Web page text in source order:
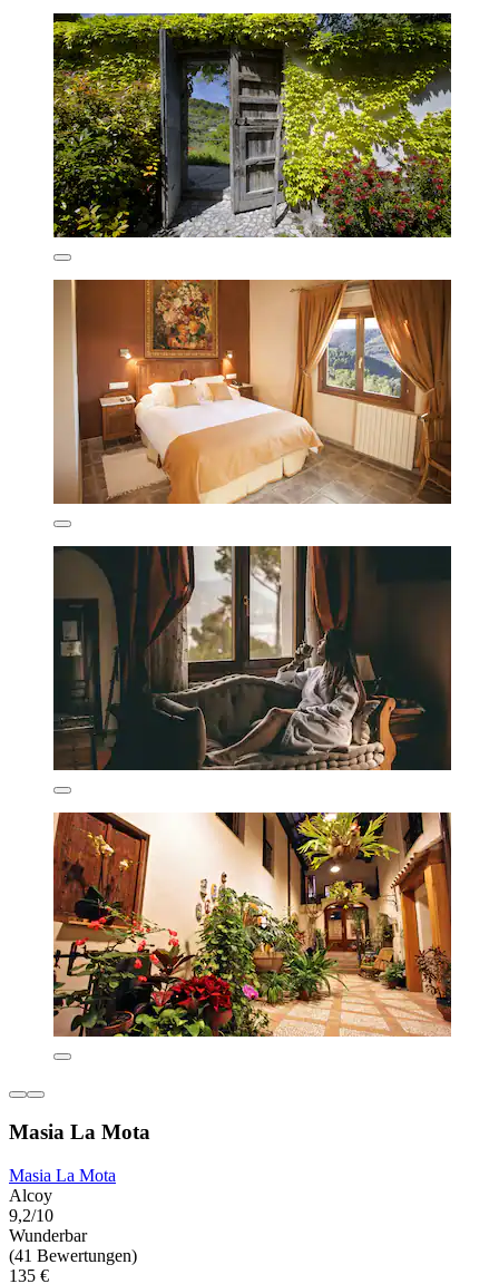
Masia La Mota
Masia La Mota
Alcoy
9,2/10
Wunderbar
(41 Bewertungen)
135 €